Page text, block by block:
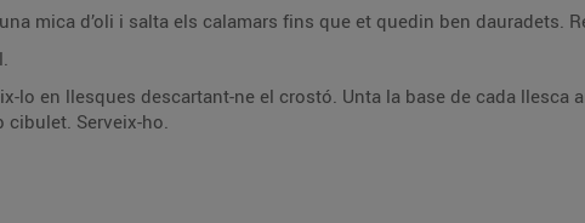
mica d’oli i salta els calamars fins que et quedin ben dauradets.
lo en llesques descartant-ne el crostó. Unta la base de cada llesca
cibulet. Serveix-ho.